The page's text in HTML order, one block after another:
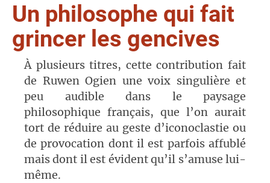
Un philosophe qui fait
grincer les gencives
À plusieurs titres, cette contribution fait
de Ruwen Ogien une voix singulière et
peu audible dans le paysage
philosophique français, que l’on aurait
tort de réduire au geste d’iconoclastie ou
de provocation dont il est parfois affublé
mais dont il est évident qu’il s’amuse lui-
même.